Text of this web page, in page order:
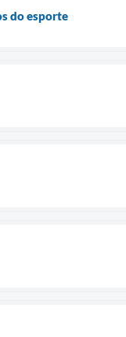
do esporte